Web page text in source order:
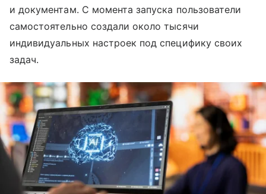
и документам. С момента запуска пользователи
самостоятельно создали около тысячи
индивидуальных настроек под специфику своих
задач.